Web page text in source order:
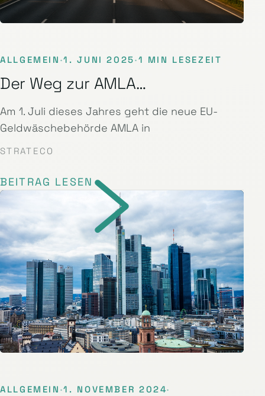
ALLGEMEIN ·1. JUNI 2025·1 MIN LESEZEIT
Der Weg zur AMLA…
Am 1. Juli dieses Jahres geht die neue EU-
Geldwäschebehörde AMLA in
STRATECO
BEITRAG LESEN
ALLGEMEIN ·1. NOVEMBER 2024·